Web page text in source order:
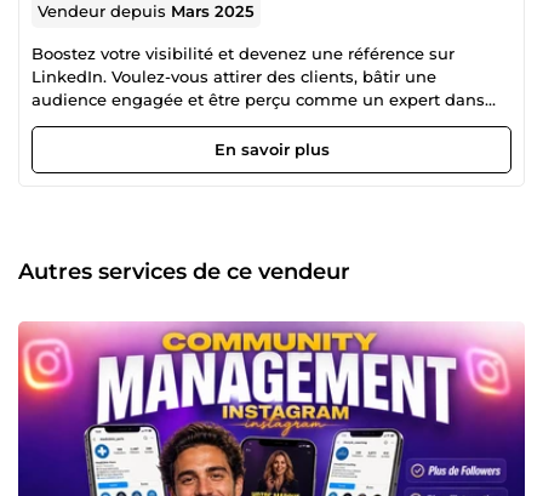
Vendeur depuis Mars 2025
Boostez votre visibilité et devenez une référence sur
LinkedIn. Voulez-vous attirer des clients, bâtir une
audience engagée et être perçu comme un expert dans
votre domaine ? Votre présence sur LinkedIn ne peut pas
être laissée au hasard. J'accompagne les entrepreneurs,
freelances et entreprises à se démarquer grâce à une
attire naturellement les bonnes opportunités. Mes services
: Optimisation de profil pour un positionnement clair et
l’engagement Stratégie de contenu pour vous imposer
comme une référence Accompagnement personnalisé
pour développer votre réseau et convertir LinkedIn est une
machine de visibilité et de business. À vous de l’exploiter
comme un pro. Vous êtes prêt ? Travaillons ensemble.
En savoir plus
Autres services de ce vendeur